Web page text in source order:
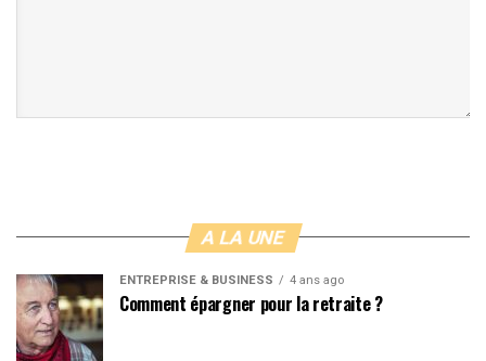
A LA UNE
ENTREPRISE & BUSINESS 4 ans ago
Comment épargner pour la retraite ?